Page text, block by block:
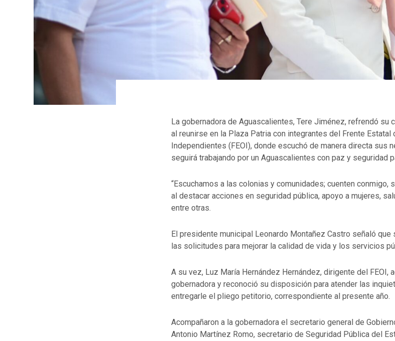
La gobernadora de Aguascalientes, Tere Jiménez, refrendó su
al reunirse en la Plaza Patria con integrantes del Frente Estatal
Independientes (FEOI), donde escuchó de manera directa sus
seguirá trabajando por un Aguascalientes con paz y seguridad
“Escuchamos a las colonias y comunidades; cuenten conmigo,
al destacar acciones en seguridad pública, apoyo a mujeres,
entre otras.
El presidente municipal Leonardo Montañez Castro señaló que
las solicitudes para mejorar la calidad de vida y los servicios
A su vez, Luz María Hernández Hernández, dirigente del FEOI,
gobernadora y reconoció su disposición para atender las
entregarle el pliego petitorio, correspondiente al presente año.
Acompañaron a la gobernadora el secretario general de
Antonio Martínez Romo, secretario de Seguridad Pública del